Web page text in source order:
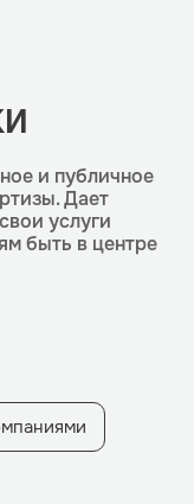
и публичное
Дает
услуги
быть в центре